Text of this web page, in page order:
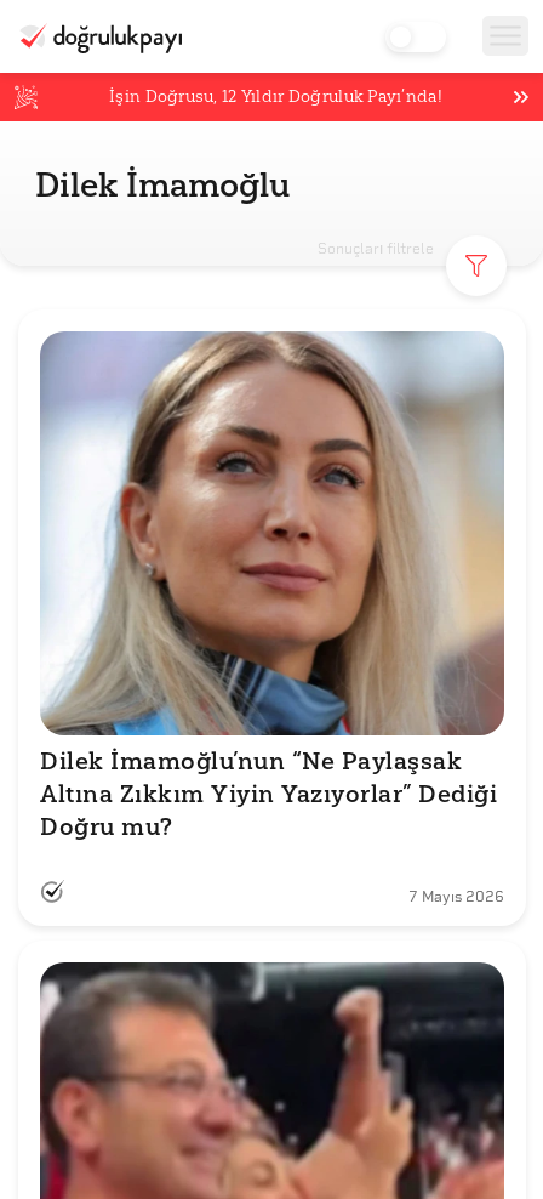
İşin Doğrusu,12 Yıldır Doğruluk Payı’nda!
Dilek İmamoğlu
Sonuçları filtrele
Dilek İmamoğlu’nun “Ne Paylaşsak
Altına Zıkkım Yiyin Yazıyorlar” Dediği
Doğru mu?
7 Mayıs 2026